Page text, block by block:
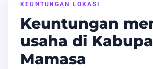
KEUNTUNGAN LOKASI
Keuntungan
usaha di
Mamasa